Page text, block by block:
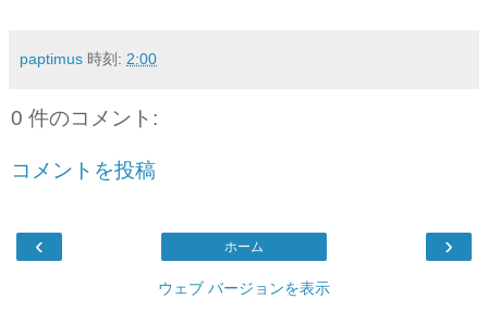
paptimus 時刻: 2:00
0 件のコメント:
コメントを投稿
‹ ›
ホーム
ウェブ バージョンを表示